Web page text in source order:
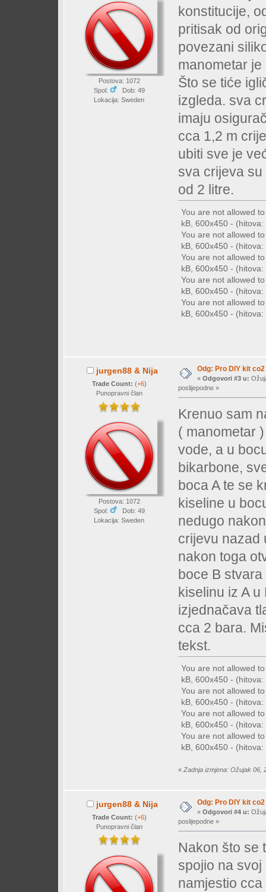
Postova: 1072
Spol:
Dob: 49
Lokacija: Sweden
konstitucije,
pritisak od
povezani
manometar
Što se tiće
izgleda. sva
imaju
cca 1,2 m
ubiti sve je
sva crijeva
od 2 litre.
You are not allowed
kB, 600x450 -
You are not allowed
kB, 600x450 -
You are not allowed
kB, 600x450 -
You are not allowed
kB, 600x450 -
You are not allowed
kB, 600x450 -
jurgen88 & Nija
Trade Count: (+6)
Punopravni član
Postova: 1072
Spol:
Dob: 49
Lokacija: Sweden
Odg: Pro DIY kit
« Odgovori #3 u:
poslijepodne »
Krenuo sam
( manometar
vode, a u
bikarbone,
boca A te se
kiseline u
nedugo
crijevu nazad
nakon toga
boce B
kiselinu iz A
izjednačava
cca 2 bara.
tekst.
You are not allowed
kB, 600x450 -
You are not allowed
kB, 600x450 -
You are not allowed
kB, 600x450 -
You are not allowed
kB, 600x450 -
« Zadnja izmjena: Ožujak 06,
jurgen88 & Nija
Trade Count: (+6)
Punopravni član
Odg: Pro DIY kit
« Odgovori #4 u:
poslijepodne »
Nakon što se
spojio na svoj
namjestio